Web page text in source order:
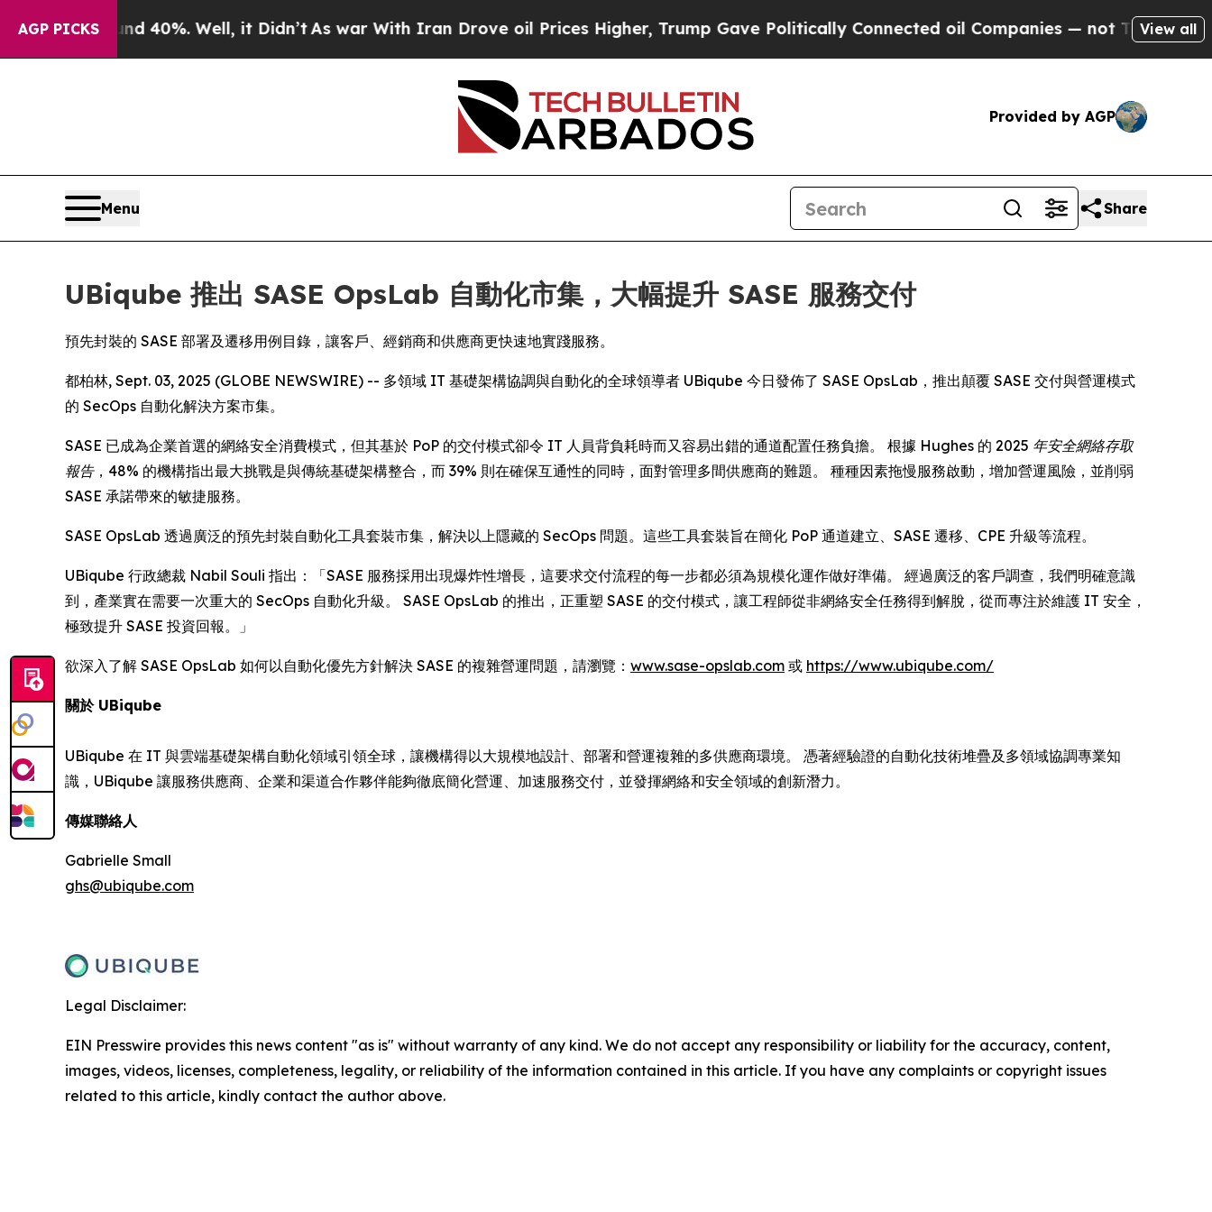
AGP PICKS
Around 40%. Well, it Didn’t As war With Iran Drove oil Prices Higher, Trump Gave Politically Connected oil Companies — not Taxpayers —
View all
Provided by AGP
Menu Share
UBiqube 推出 SASE OpsLab 自動化市集，大幅提升 SASE 服務交付
預先封裝的 SASE 部署及遷移用例目錄，讓客戶、經銷商和供應商更快速地實踐服務。
都柏林, Sept. 03, 2025 (GLOBE NEWSWIRE) -- 多領域 IT 基礎架構協調與自動化的全球領導者 UBiqube 今日發佈了 SASE OpsLab，推出顛覆 SASE 交付與營運模式
的 SecOps 自動化解決方案市集。
SASE 已成為企業首選的網絡安全消費模式，但其基於 PoP 的交付模式卻令 IT 人員背負耗時而又容易出錯的通道配置任務負擔。 根據 Hughes 的 2025 年安全網絡存取
報告，48% 的機構指出最大挑戰是與傳統基礎架構整合，而 39% 則在確保互通性的同時，面對管理多間供應商的難題。 種種因素拖慢服務啟動，增加營運風險，並削弱
SASE 承諾帶來的敏捷服務。
SASE OpsLab 透過廣泛的預先封裝自動化工具套裝市集，解決以上隱藏的 SecOps 問題。這些工具套裝旨在簡化 PoP 通道建立、SASE 遷移、CPE 升級等流程。
UBiqube 行政總裁 Nabil Souli 指出：「SASE 服務採用出現爆炸性增長，這要求交付流程的每一步都必須為規模化運作做好準備。 經過廣泛的客戶調查，我們明確意識
到，產業實在需要一次重大的 SecOps 自動化升級。 SASE OpsLab 的推出，正重塑 SASE 的交付模式，讓工程師從非網絡安全任務得到解脫，從而專注於維護 IT 安全，
極致提升 SASE 投資回報。」
欲深入了解 SASE OpsLab 如何以自動化優先方針解決 SASE 的複雜營運問題，請瀏覽： www.sase-opslab.com 或 https://www.ubiqube.com/
關於 UBiqube
UBiqube 在 IT 與雲端基礎架構自動化領域引領全球，讓機構得以大規模地設計、部署和營運複雜的多供應商環境。 憑著經驗證的自動化技術堆疊及多領域協調專業知
識，UBiqube 讓服務供應商、企業和渠道合作夥伴能夠徹底簡化營運、加速服務交付，並發揮網絡和安全領域的創新潛力。
傳媒聯絡人
Gabrielle Small
ghs@ubiqube.com
Legal Disclaimer:
EIN Presswire provides this news content "as is" without warranty of any kind. We do not accept any responsibility or liability for the accuracy, content,
images, videos, licenses, completeness, legality, or reliability of the information contained in this article. If you have any complaints or copyright issues
related to this article, kindly contact the author above.